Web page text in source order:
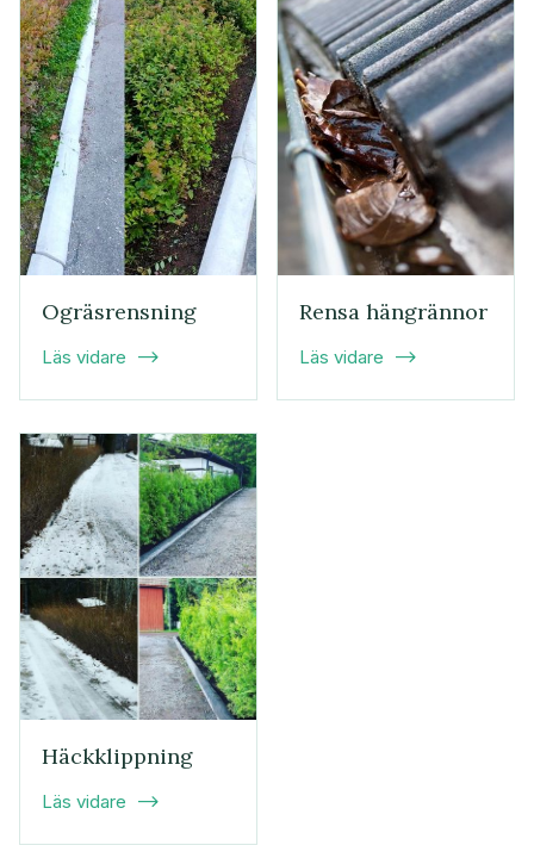
Ogräsrensning
Läs vidare 
Rensa hängrännor
Läs vidare 
Häckklippning
Läs vidare 